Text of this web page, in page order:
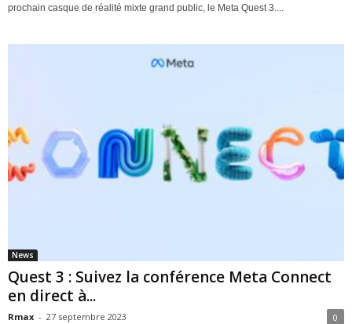
prochain casque de réalité mixte grand public, le Meta Quest 3....
News
Quest 3 : Suivez la conférence Meta Connect
en direct à...
Rmax - 27 septembre 2023 0